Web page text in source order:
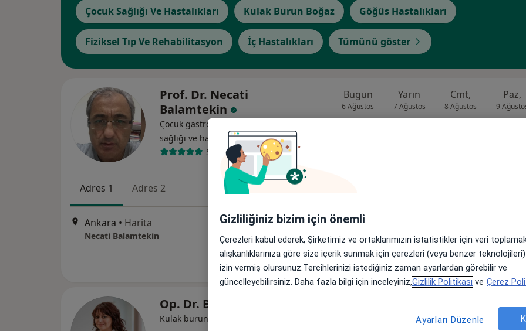
Çocuk Sağlığı Ve Hastalıkları Kulak Burun Boğaz Göğüs Hastalıkları
Fiziksel Tıp Ve Rehabilitasyon İç Hastalıkları Tümünü göster
Prof. Dr. Necati
Balamtekin
Çocuk gastroenterolojisi, Çocuk
sağlığı ve hastalıkları
58 görüş
Adres 1 Adres 2
Ankara • Harita
Necati Balamtekin
Bugün
6 Ağustos
Yarın
7 Ağustos
Cmt,
8 Ağustos
Paz,
9
Op. Dr. Başak Yalçıner
Kulak burun boğaz 7 Ağustos 8 Ağustos 9
Gizliliğiniz bizim için önemli
Çerezleri kabul ederek, Şirketimiz ve ortaklarımızın istatistikler için veri
alışkanlıklarınıza göre size içerik sunmak için çerezleri (veya benzer
izin vermiş olursunuz.Tercihlerinizi istediğiniz zaman ayarlardan görebilir ve
güncelleyebilirsiniz. Daha fazla bilgi için inceleyiniz,Gizlilik Politikası ve Çerez
Ayarları Düzenle